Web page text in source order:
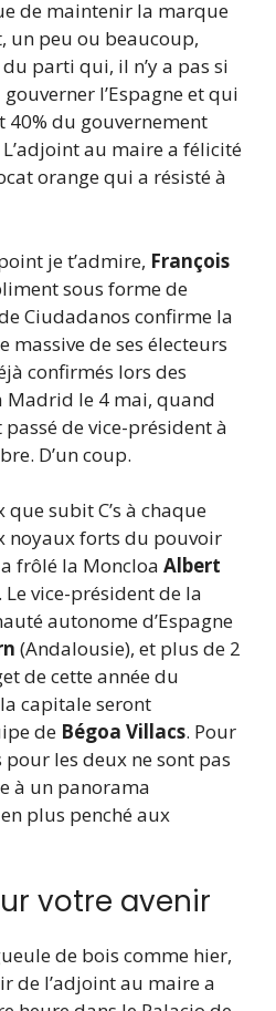
de maintenir la marque
un peu ou beaucoup,
parti qui, il n’y a pas si
l’Espagne et qui
du gouvernement
au maire a félicité
orange qui a résisté à
je t’admire, François
sous forme de
Ciudadanos confirme la
de ses électeurs
confirmés lors des
Madrid le 4 mai, quand
passé de vice-président à
D’un coup.
que subit C’s à chaque
noyaux forts du pouvoir
frôlé la Moncloa Albert
vice-président de la
autonome d’Espagne
(Andalousie), et plus de 2
de cette année du
capitale seront
de Bégoa Villacs. Pour
les deux ne sont pas
à un panorama
plus penché aux
votre avenir
de bois comme hier,
de l’adjoint au maire a